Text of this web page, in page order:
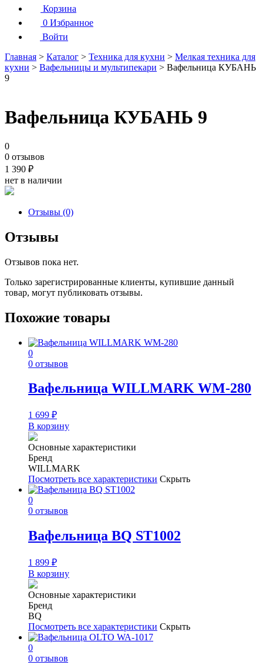
Корзина
0 Избранное
Войти
Главная > Каталог > Техника для кухни > Мелкая техника для
кухни > Вафельницы и мультипекари > Вафельница КУБАНЬ
9
Вафельница КУБАНЬ 9
0
0 отзывов
1 390 ₽
нет в наличии
Отзывы (0)
Отзывы
Отзывов пока нет.
Только зарегистрированные клиенты, купившие данный
товар, могут публиковать отзывы.
Похожие товары
0
0 отзывов
Вафельница WILLMARK WM-280
1 699 ₽
В корзину
Основные характеристики
Бренд
WILLMARK
Посмотреть все характеристики Скрыть
0
0 отзывов
Вафельница BQ ST1002
1 899 ₽
В корзину
Основные характеристики
Бренд
BQ
Посмотреть все характеристики Скрыть
0
0 отзывов